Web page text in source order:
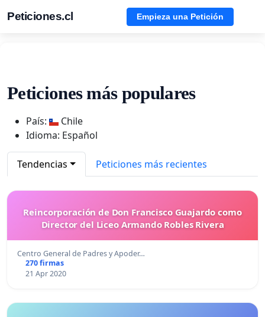
Peticiones.cl Empieza una Petición
Peticiones más populares
País:
Chile
Idioma: Español
Tendencias Peticiones más recientes
Reincorporación de Don Francisco Guajardo como
Director del Liceo Armando Robles Rivera
Centro General de Padres y Apoder…
270 firmas
21 Apr 2020